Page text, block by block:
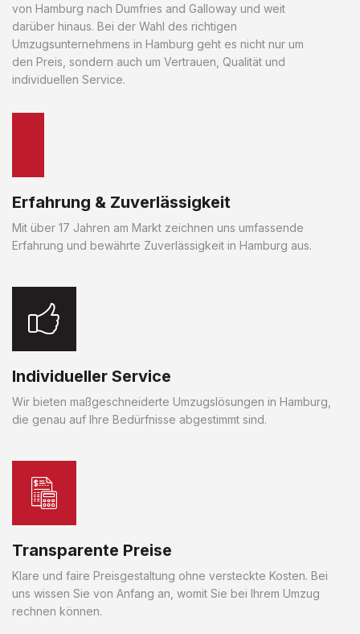
von Hamburg nach Dumfries and Galloway und weit
darüber hinaus. Bei der Wahl des richtigen
Umzugsunternehmens in Hamburg geht es nicht nur um
den Preis, sondern auch um Vertrauen, Qualität und
individuellen Service.
Erfahrung & Zuverlässigkeit
Mit über 17 Jahren am Markt zeichnen uns umfassende
Erfahrung und bewährte Zuverlässigkeit in Hamburg aus.
Individueller Service
Wir bieten maßgeschneiderte Umzugslösungen in Hamburg,
die genau auf Ihre Bedürfnisse abgestimmt sind.
Transparente Preise
Klare und faire Preisgestaltung ohne versteckte Kosten. Bei
uns wissen Sie von Anfang an, womit Sie bei Ihrem Umzug
rechnen können.